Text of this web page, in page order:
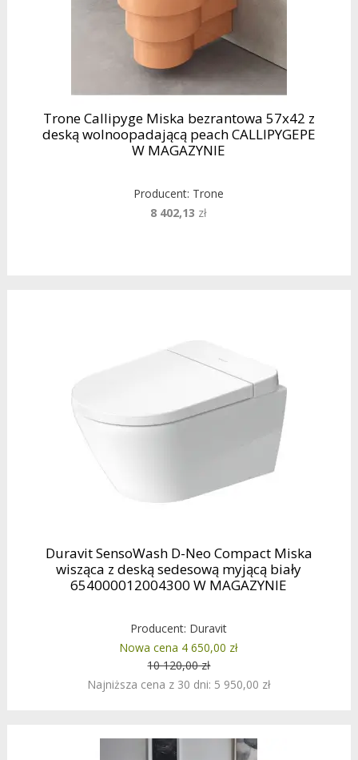
Trone Callipyge Miska bezrantowa 57x42 z
deską wolnoopadającą peach CALLIPYGEPE
W MAGAZYNIE
Producent: Trone
8 402,13 zł
Duravit SensoWash D-Neo Compact Miska
wisząca z deską sedesową myjącą biały
654000012004300 W MAGAZYNIE
Producent: Duravit
Nowa cena 4 650,00 zł
10 120,00 zł
Najniższa cena z 30 dni: 5 950,00 zł